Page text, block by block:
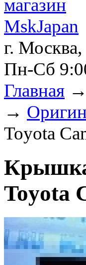
г. Москва,
Пн-Сб
Главная →
→
Toyota
Toyota